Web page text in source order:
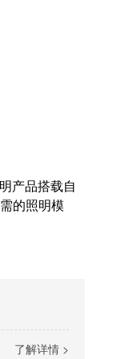
产品搭载自
的照明模
了解详情 >